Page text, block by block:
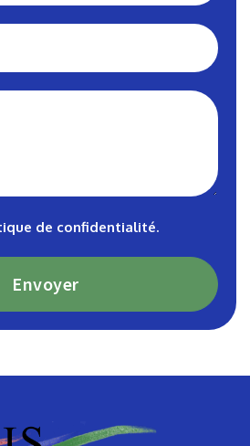
de confidentialité.
Envoyer